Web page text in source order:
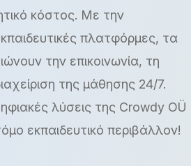
κόστος. Με την
πλατφόρμες, τα
την επικοινωνία, τη
της μάθησης 24/7.
λύσεις της Crowdy OÜ
εκπαιδευτικό περιβάλλον!